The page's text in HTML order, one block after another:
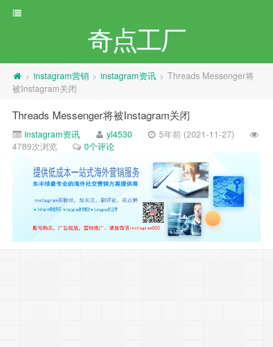
奇点工厂
> instagram营销 > instagram资讯 > Threads Messenger将
被Instagram关闭
Threads Messenger将被Instagram关闭
instagram资讯 yl4530
5年前 (2021-11-27)
4789次浏览
0个评论